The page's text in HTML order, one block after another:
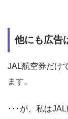
他にも広告
JAL航空券だけ
ます。
･･･が、私は